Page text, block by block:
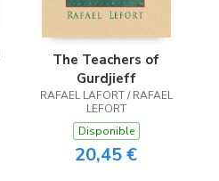
The Teachers of
Gurdjieff
RAFAEL LAFORT / RAFAEL
LEFORT
Disponible
20,45 €